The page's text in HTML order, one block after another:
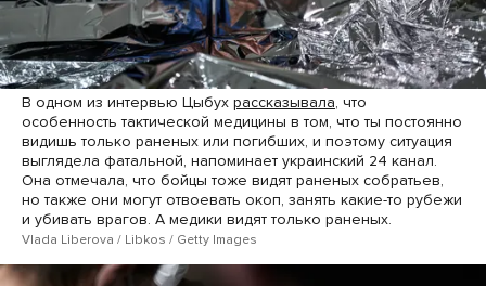
В одном из интервью Цыбух рассказывала, что
особенность тактической медицины в том, что ты постоянно
видишь только раненых или погибших, и поэтому ситуация
выглядела фатальной, напоминает украинский 24 канал.
Она отмечала, что бойцы тоже видят раненых собратьев,
но также они могут отвоевать окоп, занять какие-то рубежи
и убивать врагов. А медики видят только раненых.
Vlada Liberova / Libkos / Getty Images